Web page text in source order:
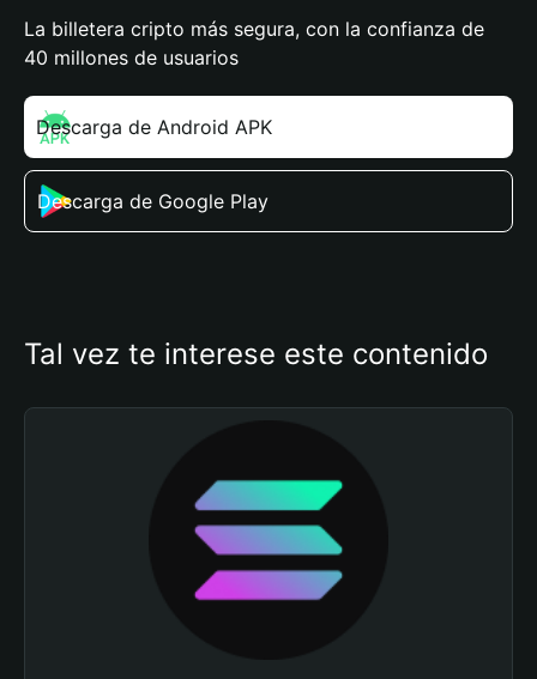
La billetera cripto más segura, con la confianza de
40 millones de usuarios
Descarga de Android APK
Descarga de Google Play
Tal vez te interese este contenido